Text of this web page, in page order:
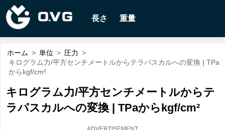
長さ 重量
ホーム > 単位 > 圧力 >
キログラム力/平方センチメートルからテラパスカルへの変換 | TPa
からkgf/cm²
キログラム力/平方センチメートルからテ
ラパスカルへの変換 | TPaからkgf/cm²